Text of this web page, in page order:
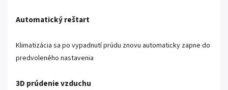
Automatický reštart
Klimatizácia sa po vypadnutí prúdu znovu automaticky zapne do
predvoleného nastavenia
3D prúdenie vzduchu